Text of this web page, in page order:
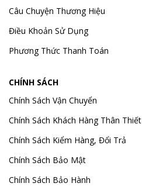
Câu Chuyện Thương Hiệu
Điều Khoản Sử Dụng
Phương Thức Thanh Toán
CHÍNH SÁCH
Chính Sách Vận Chuyển
Chính Sách Khách Hàng Thân Thiết
Chính Sách Kiểm Hàng, Đổi Trả
Chính Sách Bảo Mật
Chính Sách Bảo Hành